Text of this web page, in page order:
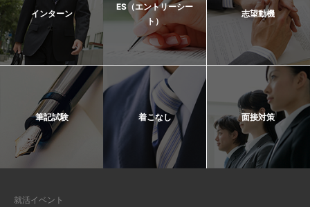
インターン
ES（エントリーシー
ト）
志望動機
筆記試験 着こなし 面接対策
就活イベント